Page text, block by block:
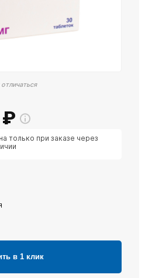
₽
только при заказе через
в 1 клик